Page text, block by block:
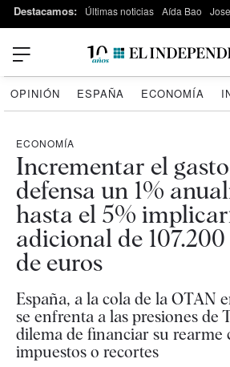
Destacamos: Últimas noticias Aída Bao
OPINIÓN ESPAÑA ECONOMÍA
ECONOMÍA
Incrementar el
defensa un 1%
hasta el 5%
adicional de
de euros
España, a la cola de la OTAN
se enfrenta a las presiones de
dilema de financiar su rearme
impuestos o recortes